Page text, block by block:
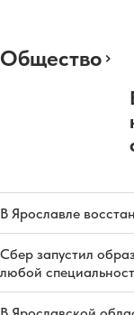
Общество
В Ярославле
Сбер запустил
любой